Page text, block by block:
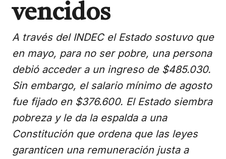
vencidos
A través del INDEC el Estado sostuvo que
en mayo, para no ser pobre, una persona
debió acceder a un ingreso de $485.030.
Sin embargo, el salario mínimo de agosto
fue fijado en $376.600. El Estado siembra
pobreza y le da la espalda a una
Constitución que ordena que las leyes
garanticen una remuneración justa a